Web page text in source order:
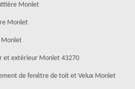
Monlet
Monlet
Monlet
et extérieur Monlet 43270
de fenêtre de toit et Velux Monlet